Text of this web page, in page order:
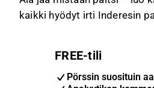
kaikki hyödyt irti Inderesin
FREE-tili
Pörssin suosituin